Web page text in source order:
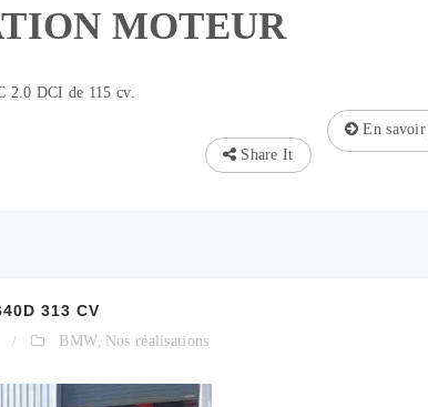
MOTEUR
2.0 DCI de 115 cv.
En
Share It
313 CV
/ BMW, Nos réalisations